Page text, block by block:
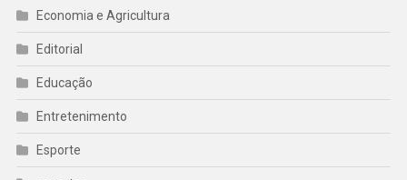
Economia e Agricultura
Editorial
Educação
Entretenimento
Esporte